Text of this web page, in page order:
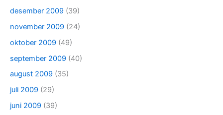
desember 2009 (39)
november 2009 (24)
oktober 2009 (49)
september 2009 (40)
august 2009 (35)
juli 2009 (29)
juni 2009 (39)